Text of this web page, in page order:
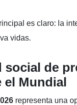
es claro: la
vidas.
social de
el Mundial
representa una